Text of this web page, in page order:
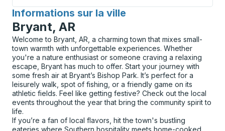
Informations sur la ville
pour
Bryant, AR
Welcome to Bryant, AR, a charming town that mixes small-
town warmth with unforgettable experiences. Whether
you're a nature enthusiast or someone craving a relaxing
escape, Bryant has much to offer. Start your journey with
some fresh air at Bryant’s Bishop Park. It’s perfect for a
leisurely walk, spot of fishing, or a friendly game on its
athletic fields. Feel like getting festive? Check out the local
events throughout the year that bring the community spirit to
life.
If you’re a fan of local flavors, hit the town's bustling
eateries where Southern hospitality meets home-cooked